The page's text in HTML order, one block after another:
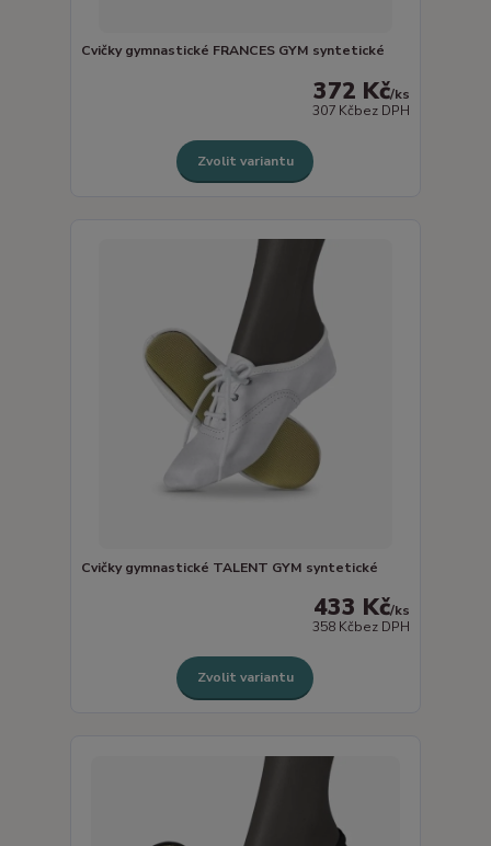
Cvičky gymnastické FRANCES GYM syntetické
372 Kč/ks
307 Kčbez DPH
Zvolit variantu
Cvičky gymnastické TALENT GYM syntetické
433 Kč/ks
358 Kčbez DPH
Zvolit variantu